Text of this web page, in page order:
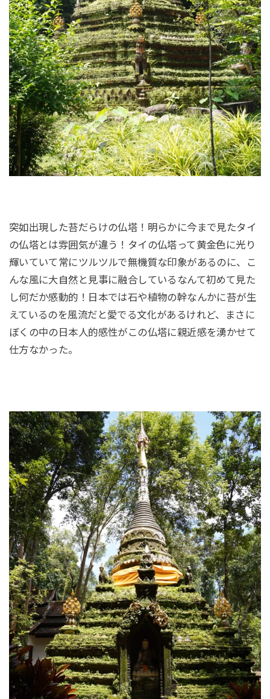
突如出現した苔だらけの仏塔！明らかに今まで見たタイ
の仏塔とは雰囲気が違う！タイの仏塔って黄金色に光り
輝いていて常にツルツルで無機質な印象があるのに、こ
んな風に大自然と見事に融合しているなんて初めて見た
し何だか感動的！日本では石や植物の幹なんかに苔が生
えているのを風流だと愛でる文化があるけれど、まさに
ぼくの中の日本人的感性がこの仏塔に親近感を湧かせて
仕方なかった。